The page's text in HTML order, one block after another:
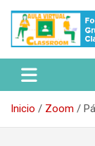
Espacio
público joven
alternativas de
Inicio Zoom